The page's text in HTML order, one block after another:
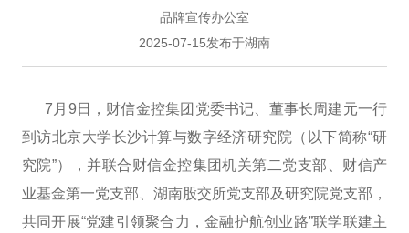
品牌宣传办公室
2025-07-15发布于湖南
7月9日，财信金控集团党委书记、董事长周建元一行
到访北京大学长沙计算与数字经济研究院（以下简称“研
究院”），并联合财信金控集团机关第二党支部、财信产
业基金第一党支部、湖南股交所党支部及研究院党支部，
共同开展“党建引领聚合力，金融护航创业路”联学联建主